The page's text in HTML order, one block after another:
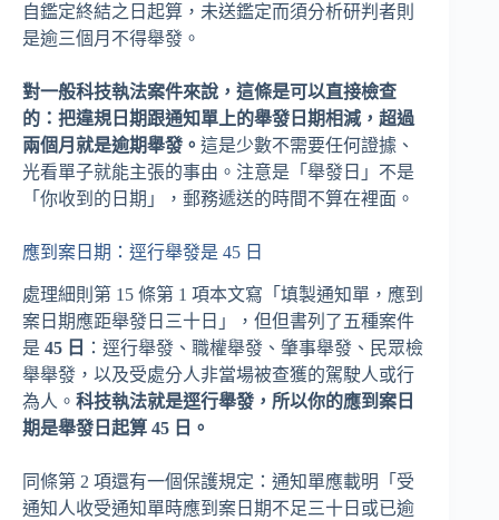
自鑑定終結之日起算，未送鑑定而須分析研判者則
是逾三個月不得舉發。
對一般科技執法案件來說，這條是可以直接檢查
的：把違規日期跟通知單上的舉發日期相減，超過
兩個月就是逾期舉發。 這是少數不需要任何證據、
光看單子就能主張的事由。注意是「舉發日」不是
「你收到的日期」，郵務遞送的時間不算在裡面。
應到案日期：逕行舉發是 45 日
處理細則第 15 條第 1 項本文寫「填製通知單，應到
案日期應距舉發日三十日」，但但書列了五種案件
是 45 日
：逕行舉發、職權舉發、肇事舉發、民眾檢
舉舉發，以及受處分人非當場被查獲的駕駛人或行
為人。 科技執法就是逕行舉發，所以你的應到案日
期是舉發日起算 45 日。
同條第 2 項還有一個保護規定：通知單應載明「受
通知人收受通知單時應到案日期不足三十日或已逾